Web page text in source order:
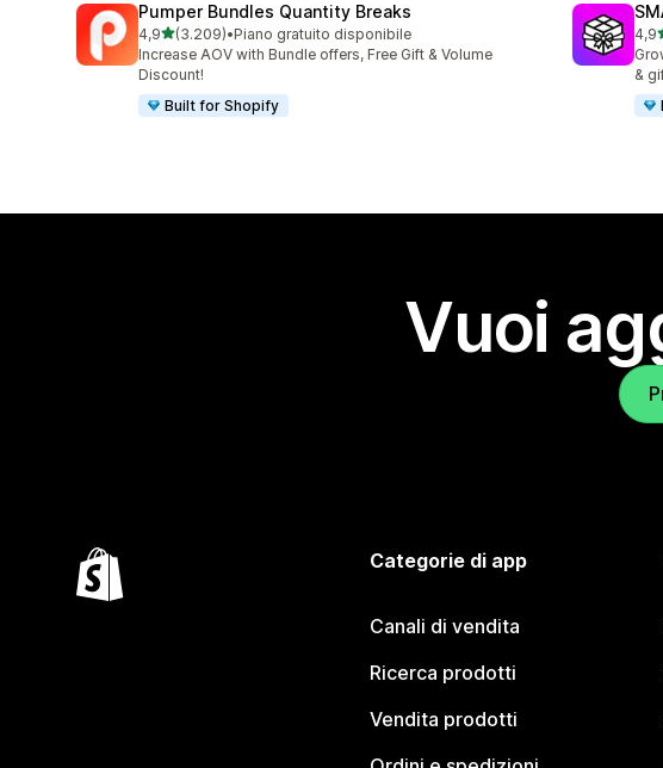
Pumper Bundles Quantity Breaks
4,9stelle su 5
(3.209)
3209 recensioni totali
•Piano gratuito disponibile
Increase AOV with Bundle offers, Free Gift & Volume
Discount!
Built for Shopify
4,9
263
&
Vuoi
Categorie di app
Canali di vendita
Ricerca prodotti
Vendita prodotti